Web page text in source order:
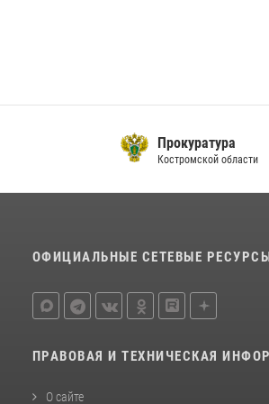
Прокуратура
Костромской области
ОФИЦИАЛЬНЫЕ СЕТЕВЫЕ
ПРАВОВАЯ И ТЕХНИЧЕСКАЯ
О сайте